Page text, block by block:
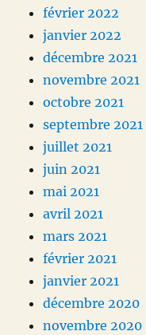
février 2022
janvier 2022
décembre 2021
novembre 2021
octobre 2021
septembre 2021
juillet 2021
juin 2021
mai 2021
avril 2021
mars 2021
février 2021
janvier 2021
décembre 2020
novembre 2020